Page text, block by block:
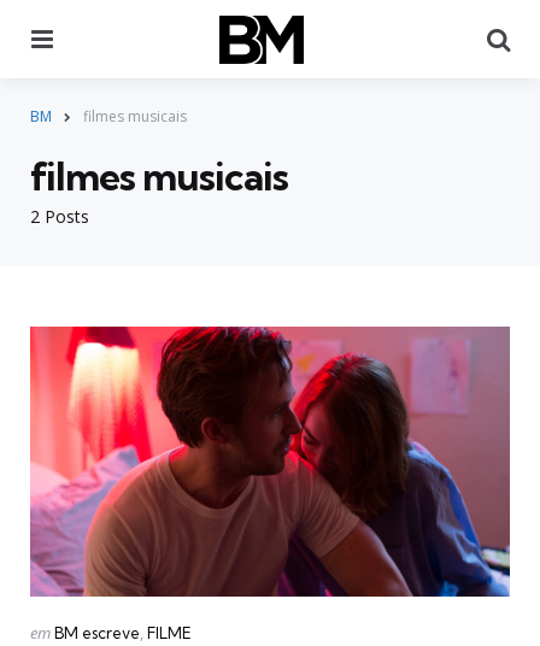
BM filmes musicais
2 Posts
filmes musicais
Categorias
Postado
emBM escreve FILME